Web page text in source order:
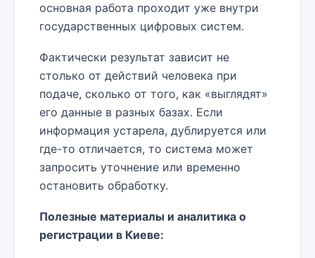
основная работа проходит уже внутри
государственных цифровых систем.
Фактически результат зависит не
столько от действий человека при
подаче, сколько от того, как «выглядят»
его данные в разных базах. Если
информация устарела, дублируется или
где-то отличается, то система может
запросить уточнение или временно
остановить обработку.
Полезные материалы и аналитика о
регистрации в Киеве: